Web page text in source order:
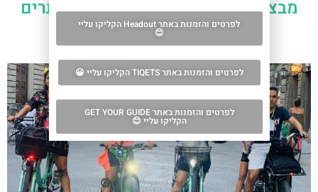
מבצעים לאטרקציות, מוזיאונים ואתרים
לפרטים » לפרטים והזמנות באתר Headout הקליקו עליי
😊
לפרטים והזמנות באתר TIQETS הקליקו עליי 😀
לפרטים והזמנות באתר GET YOUR GUIDE
הקליקו עליי 😊